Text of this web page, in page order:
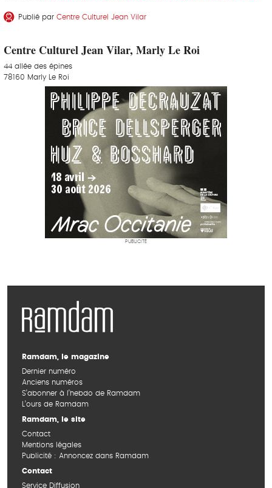
Publié par Centre Culturel Jean Vilar
Centre Culturel Jean Vilar, Marly Le Roi
44 allée des épines
78160 Marly Le Roi
PUBLICITÉ
Ramdam, le magazine
Dernier numéro
Anciens numéros
S’abonner à l’hebdo de Ramdam
L’ours de Ramdam
Ramdam, le site
Contact
Mentions légales
Publicité : Annoncez dans Ramdam
Contact
Service Diffusion